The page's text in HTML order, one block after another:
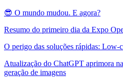
😎 O mundo mudou. E agora?
Resumo do primeiro dia da Expo
O perigo das soluções rápidas: Low-
Atualização do ChatGPT aprimora
geração de imagens